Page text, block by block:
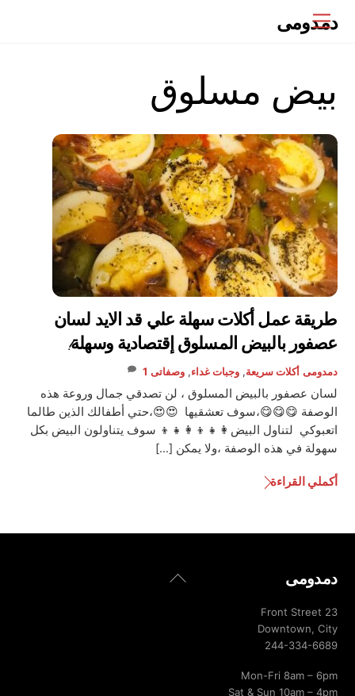
Menu
دمدومى
بيض مسلوق
طريقة عمل أكلات سهلة علي قد الايد لسان
عصفور بالبيض المسلوق إقتصادية وسهلة!
دمدومى أكلات سريعة,وجبات غداء,وصفاتى 1
لسان عصفور بالبيض المسلوق ، لن تصدقي جمال وروعة هذه
الوصفة 😋😋😋،سوف تعشقيها 😍😍،حتي أطفالك الذين طالما
اتعبوكي لتناول البيض👩‍👧‍👦👩‍👧‍👦 سوف يتناولون البيض بكل
سهولة في هذه الوصفة ،ولا يمكن […]
أكملي القراءة
Back
دمدومى
23 Front Street
Downtown, City
244-334-6689
Mon-Fri 8am – 6pm
Sat & Sun 10am – 4pm